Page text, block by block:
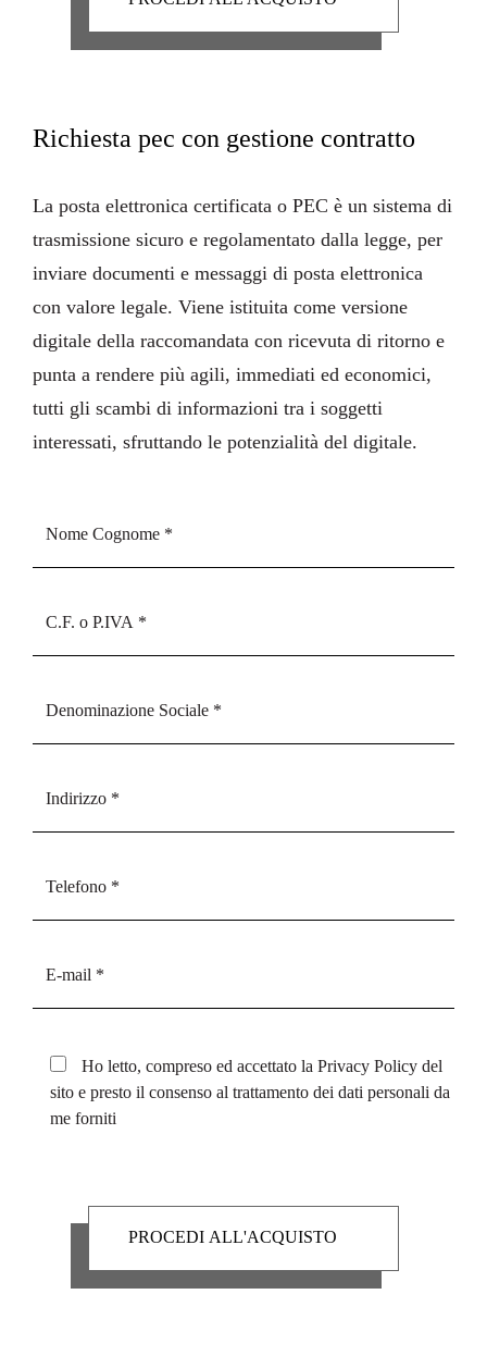
Richiesta pec con gestione contratto
La posta elettronica certificata o PEC è un sistema di
trasmissione sicuro e regolamentato dalla legge, per
inviare documenti e messaggi di posta elettronica
con valore legale. Viene istituita come versione
digitale della raccomandata con ricevuta di ritorno e
punta a rendere più agili, immediati ed economici,
tutti gli scambi di informazioni tra i soggetti
interessati, sfruttando le potenzialità del digitale.
Ho letto, compreso ed accettato la Privacy Policy del
sito e presto il consenso al trattamento dei dati personali da
me forniti